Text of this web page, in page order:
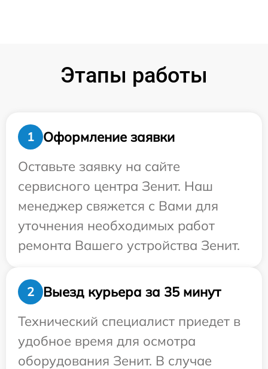
Этапы работы
1
Оформление заявки
Оставьте заявку на сайте
сервисного центра Зенит. Наш
менеджер свяжется с Вами для
уточнения необходимых работ
ремонта Вашего устройства Зенит.
2
Выезд курьера за 35 минут
Технический специалист приедет в
удобное время для осмотра
оборудования Зенит. В случае